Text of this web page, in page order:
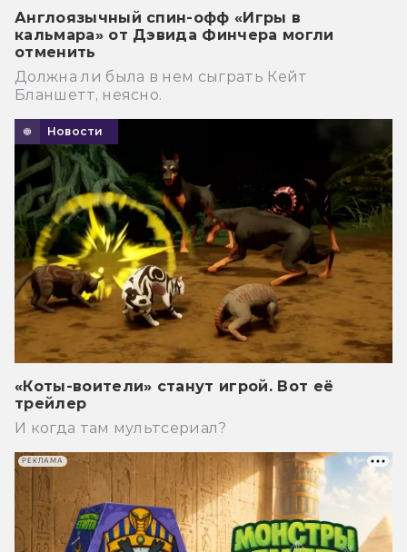
Англоязычный спин-офф «Игры в
кальмара» от Дэвида Финчера могли
отменить
Должна ли была в нем сыграть Кейт
Бланшетт, неясно.
Новости
«Коты-воители» станут игрой. Вот её
трейлер
И когда там мультсериал?
РЕКЛАМА